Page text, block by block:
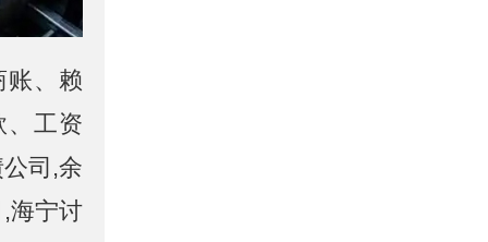
账、赖
、工资
司,余
海宁讨